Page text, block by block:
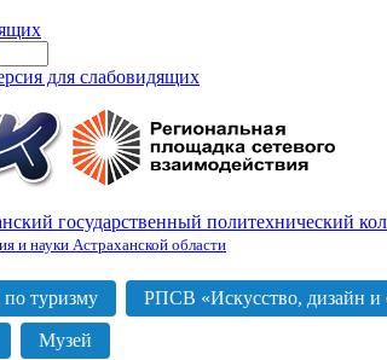
для слабовидящих
государственный политехнический
и науки Астраханской области
туризму РПСВ «Искусство, дизайн и
Музей